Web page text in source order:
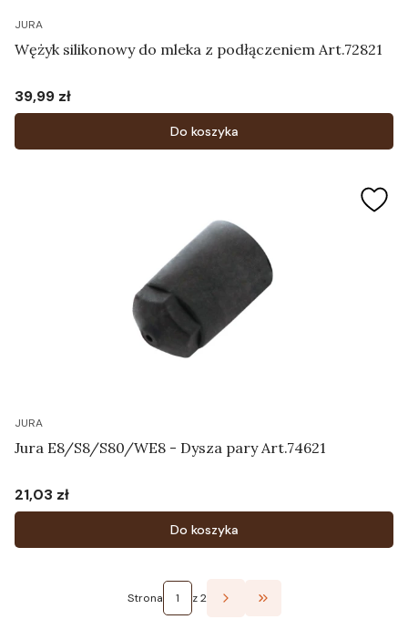
JURA
Wężyk silikonowy do mleka z podłączeniem Art.72821
Cena
39,99 zł
Do koszyka
JURA
Jura E8/S8/S80/WE8 - Dysza pary Art.74621
Cena
21,03 zł
Do koszyka
Strona z 2 Przejdź do ostatniej